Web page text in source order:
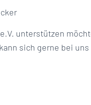
unterstützen
sich gerne bei